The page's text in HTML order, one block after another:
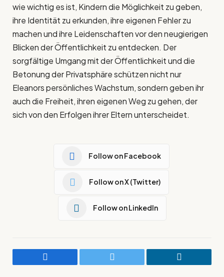
wie wichtig es ist, Kindern die Möglichkeit zu geben,
ihre Identität zu erkunden, ihre eigenen Fehler zu
machen und ihre Leidenschaften vor den neugierigen
Blicken der Öffentlichkeit zu entdecken. Der
sorgfältige Umgang mit der Öffentlichkeit und die
Betonung der Privatsphäre schützen nicht nur
Eleanors persönliches Wachstum, sondern geben ihr
auch die Freiheit, ihren eigenen Weg zu gehen, der
sich von den Erfolgen ihrer Eltern unterscheidet.
Follow on Facebook
Follow on X (Twitter)
Follow on LinkedIn
Facebook Twitter LinkedIn